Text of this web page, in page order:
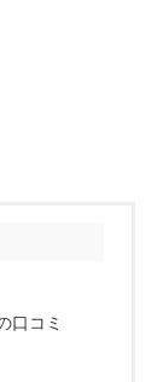
口コミ